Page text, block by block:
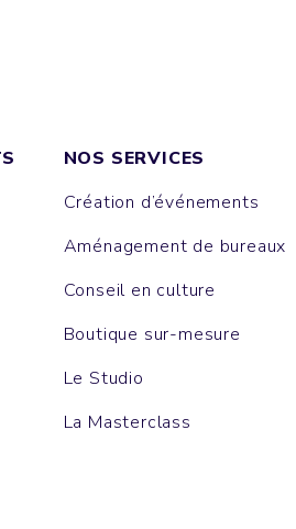
NOS SERVICES
Création d’événements
Aménagement de bureaux
Conseil en culture
Boutique sur-mesure
Le Studio
La Masterclass